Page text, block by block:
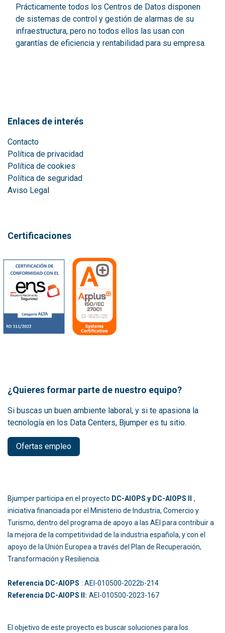
Prácticamente todos los Centros de Datos disponen
de sistemas de control y gestión de alarmas de su
infraestructura, pero no todos ellos las usan con
garantías de eficiencia y rentabilidad para su empresa.
Enlaces de interés
Contacto
Política de privacidad
Política de cookies
Política de seguridad
Aviso Legal
Certificaciones
¿Quieres formar parte de nuestro equipo?
Si buscas un buen ambiente laboral, y si te apasiona la
tecnología en los Data Centers, Bjumper es tu sitio.
Ofertas empleo
Bjumper participa en el proyecto DC-AIOPS y DC-AIOPS II
,
iniciativa financiada por el Ministerio de Industria, Comercio y
Turismo, dentro del programa de apoyo a las AEI para contribuir a
la mejora de la competitividad de la industria española, y con el
apoyo de la Unión Europea a través del Plan de Recuperación,
Transformación y Resiliencia.
Referencia DC-AIOPS : AEI-010500-2022b-214
Referencia DC-AIOPS II: AEI-010500-2023-167
El objetivo de este proyecto es buscar soluciones para los